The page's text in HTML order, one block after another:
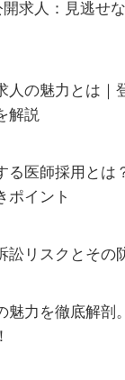
求人：見逃せ
人の魅力とは｜
解説
る医師採用とは
ポイント
訟リスクとその
魅力を徹底解剖